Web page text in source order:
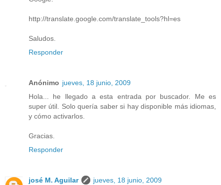
http://translate.google.com/translate_tools?hl=es
Saludos.
Responder
Anónimo jueves, 18 junio, 2009
Hola... he llegado a esta entrada por buscador. Me es
super útil. Solo quería saber si hay disponible más idiomas,
y cómo activarlos.
Gracias.
Responder
josé M. Aguilar
jueves, 18 junio, 2009